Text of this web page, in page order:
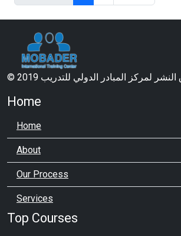
حقوق النشر لمركز المبادر الدولي للتدريب
Home
Home
About
Our Process
Services
Top Courses